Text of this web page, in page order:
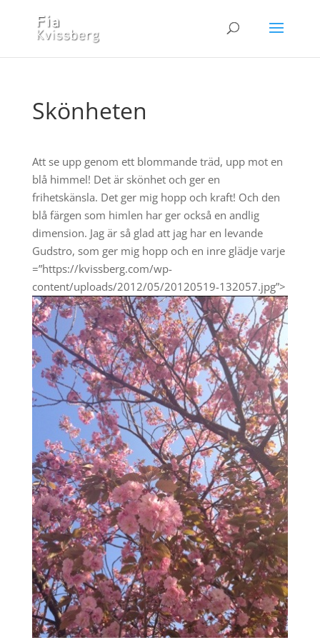
Skönheten
Att se upp genom ett blommande träd, upp mot en
blå himmel! Det är skönhet och ger en
frihetskänsla. Det ger mig hopp och kraft! Och den
blå färgen som himlen har ger också en andlig
dimension. Jag är så glad att jag har en levande
Gudstro, som ger mig hopp och en inre glädje varje
=”https://kvissberg.com/wp-
content/uploads/2012/05/20120519-132057.jpg”>